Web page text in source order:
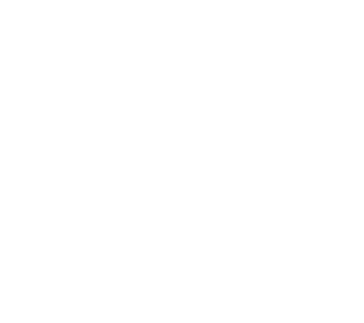
！产品图片参数等仅供参考,具体以实物为